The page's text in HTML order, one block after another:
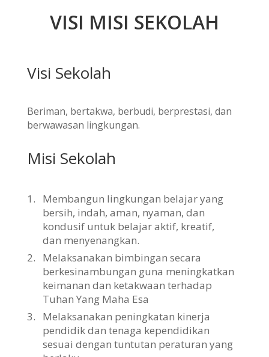
VISI MISI SEKOLAH
Visi Sekolah
Beriman, bertakwa, berbudi, berprestasi, dan
berwawasan lingkungan.
Misi Sekolah
1.
Membangun lingkungan belajar yang
bersih, indah, aman, nyaman, dan
kondusif untuk belajar aktif, kreatif,
dan menyenangkan.
2.
Melaksanakan bimbingan secara
berkesinambungan guna meningkatkan
keimanan dan ketakwaan terhadap
Tuhan Yang Maha Esa
3.
Melaksanakan peningkatan kinerja
pendidik dan tenaga kependidikan
sesuai dengan tuntutan peraturan yang